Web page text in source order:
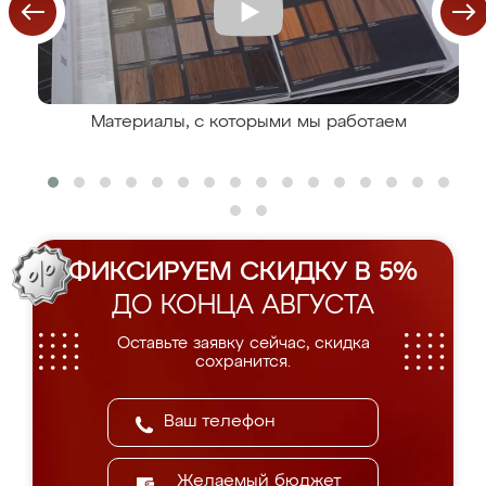
Материалы, с которыми мы работаем
ФИКСИРУЕМ СКИДКУ В 5%
ДО КОНЦА АВГУСТА
Оставьте заявку сейчас, скидка
сохранится.
Желаемый бюджет